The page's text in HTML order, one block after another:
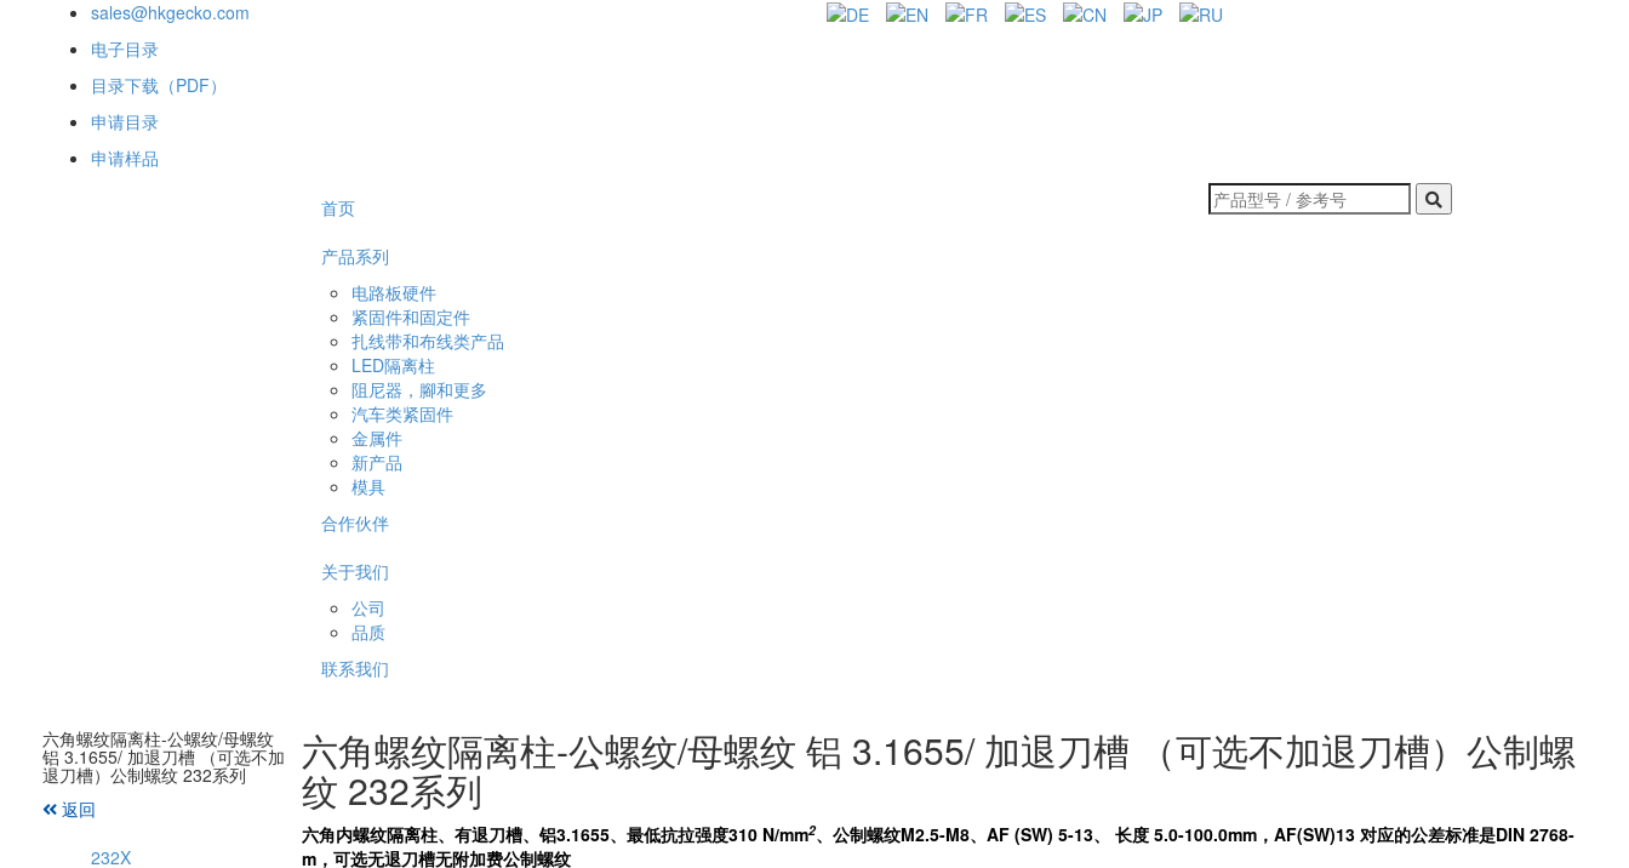
sales@hkgecko.com
电子目录
目录下载（PDF）
申请目录
申请样品
首页
产品系列
电路板硬件
紧固件和固定件
扎线带和布线类产品
LED隔离柱
阻尼器，腳和更多
汽车类紧固件
金属件
新产品
模具
合作伙伴
关于我们
公司
品质
联系我们
六角螺纹隔离柱-公螺纹/母螺纹
铝 3.1655/ 加退刀槽 （可选不加
退刀槽）公制螺纹 232系列
返回
232X
六角螺纹隔离柱-公螺纹/母螺纹 铝 3.1655/ 加退刀槽 （可选不加退刀槽）公制螺
纹 232系列
六角内螺纹隔离柱、有退刀槽、铝3.1655、最低抗拉强度310 N/mm2、公制螺纹M2.5-M8、AF (SW) 5-13、 长度 5.0-100.0mm，AF(SW)13 对应的公差标准是DIN 2768-
m，可选无退刀槽无附加费公制螺纹